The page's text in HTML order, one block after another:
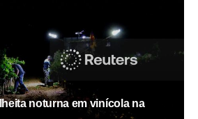
noturna em vinícola na